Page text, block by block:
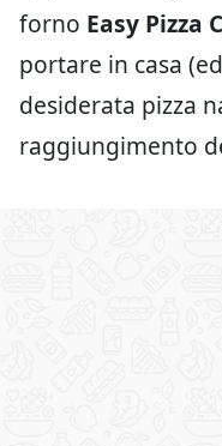
forno Easy Pizza
portare in casa (ed
desiderata pizza
raggiungimento